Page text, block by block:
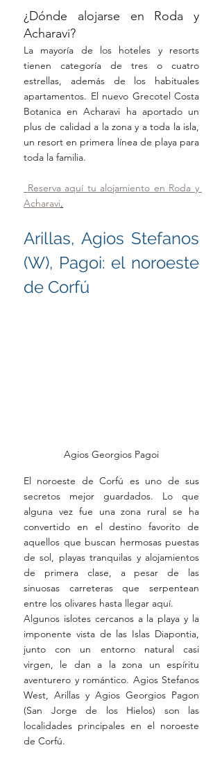
¿Dónde alojarse en Roda y
Acharavi?
La mayoría de los hoteles y resorts
tienen categoría de tres o cuatro
estrellas, además de los habituales
apartamentos. El nuevo Grecotel Costa
Botanica en Acharavi ha aportado un
plus de calidad a la zona y a toda la isla,
un resort en primera línea de playa para
toda la familia.
Acharavi.
Arillas, Agios Stefanos
(W), Pagoi: el noroeste
de Corfú
Agios Georgios Pagoi
El noroeste de Corfú es uno de sus
secretos mejor guardados. Lo que
alguna vez fue una zona rural se ha
convertido en el destino favorito de
aquellos que buscan hermosas puestas
de sol, playas tranquilas y alojamientos
de primera clase, a pesar de las
sinuosas carreteras que serpentean
entre los olivares hasta llegar aquí.
Algunos islotes cercanos a la playa y la
imponente vista de las Islas Diapontia,
junto con un entorno natural casi
virgen, le dan a la zona un espíritu
aventurero y romántico. Agios Stefanos
West, Arillas y Agios Georgios Pagon
(San Jorge de los Hielos) son las
localidades principales en el noroeste
de Corfú.